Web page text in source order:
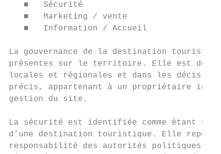
   ■   Sécurité
   ■   Marketing / vente
   ■   Information / Accueil
La gouvernance de la destination
présentes sur le territoire. Elle est
locales et régionales et dans les
précis, appartenant à un propriétaire
gestion du site.
La sécurité est identifiée comme étant
d’une destination touristique. Elle
responsabilité des autorités politiques